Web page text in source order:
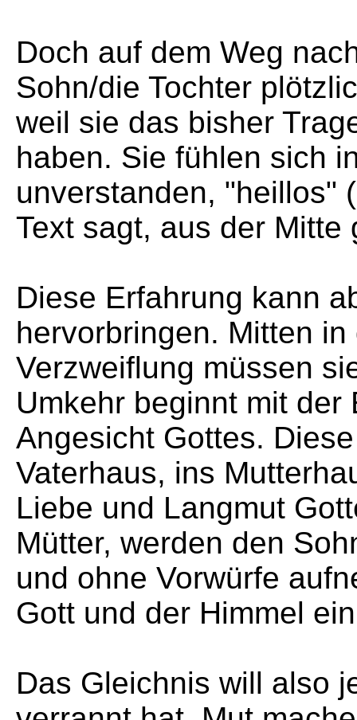
Doch auf dem Weg
Sohn/die Tochter
weil sie das bisher
haben. Sie fühlen sich
unverstanden, "heillos"
Text sagt, aus der Mitte
Diese Erfahrung kann
hervorbringen. Mitten
Verzweiflung müssen
Umkehr beginnt mit
Angesicht Gottes.
Vaterhaus, ins
Liebe und Langmut
Mütter, werden den
und ohne Vorwürfe
Gott und der Himmel
Das Gleichnis will also